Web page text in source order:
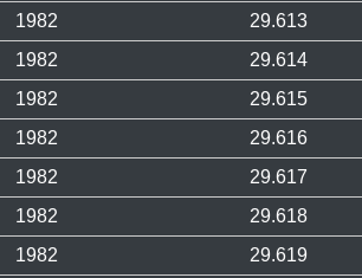
1982
29.613
1982
29.614
1982
29.615
1982
29.616
1982
29.617
1982
29.618
1982 29.619